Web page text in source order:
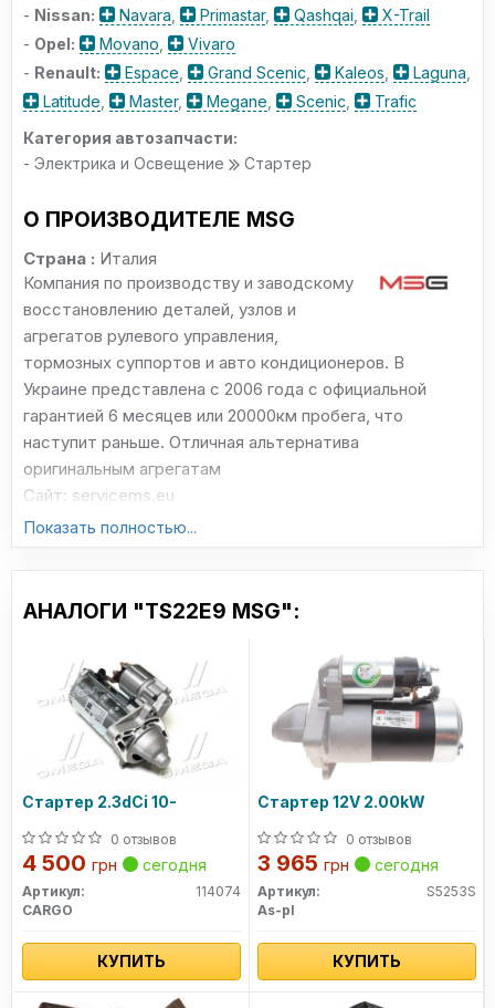
- Nissan: Navara Primastar, Qashqai
X-Trail
- Opel: Movano
Vivaro
- Renault: Espace Grand Scenic Kaleos Laguna
Latitude
Master, Megane Scenic
Trafic
Категория автозапчасти:
- Электрика и Освещение
Стартер
О ПРОИЗВОДИТЕЛЕ MSG
Страна : Италия
Компания по производству и заводскому
восстановлению деталей, узлов и
агрегатов рулевого управления,
тормозных суппортов и авто кондиционеров. В
Украине представлена с 2006 года с официальной
гарантией 6 месяцев или 20000км пробега, что
наступит раньше. Отличная альтернатива
оригинальным агрегатам
Сайт: servicems.eu
Показать полностью...
АНАЛОГИ "TS22E9 MSG":
Стартер 2.3dCi 10-
0 отзывов
4 500 грн сегодня
Артикул:
114074
CARGO
КУПИТЬ
Стартер 12V 2.00kW
0 отзывов
3 965 грн сегодня
Артикул:
S5253S
As-pl
КУПИТЬ